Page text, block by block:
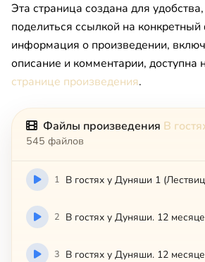
Эта страница создана для
поделиться ссылкой на
информация о произведении,
описание и комментарии, доступна
странице произведения.
Файлы произведения В
545 файлов
1 В гостях у Дуняши 1
2
3